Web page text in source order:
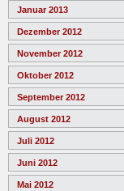
Januar 2013
Dezember 2012
November 2012
Oktober 2012
September 2012
August 2012
Juli 2012
Juni 2012
Mai 2012